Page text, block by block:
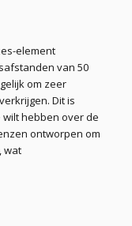
element
van 50
om zeer
Dit is
hebben over de
ontworpen om
wat